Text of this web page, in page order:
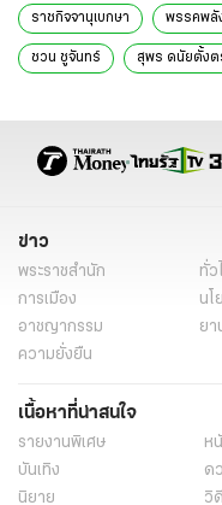
ราชกิจจานุเบกษา พรรคพลั
ชวน ชูจันทร์ สุพร ดนัยตั้งต
ข่าว
พระราชสำนัก ทั่ว
การเมือง
นโ
อาชญากรรม
ยา
ความยั่งยืน
เนื้อหาที่น่าสนใจ
รายงานพิเศษ ห
บันเทิง
ด
นิยาย
วิ